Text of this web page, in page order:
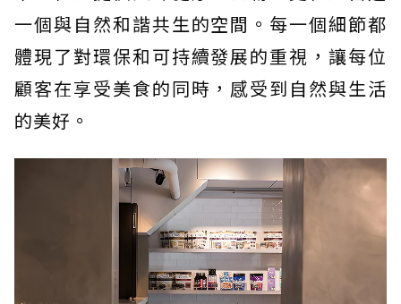
一個與自然和諧共生的空間。每一個細節都
體現了對環保和可持續發展的重視，讓每位
顧客在享受美食的同時，感受到自然與生活
的美好。